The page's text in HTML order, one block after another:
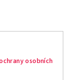
osobních